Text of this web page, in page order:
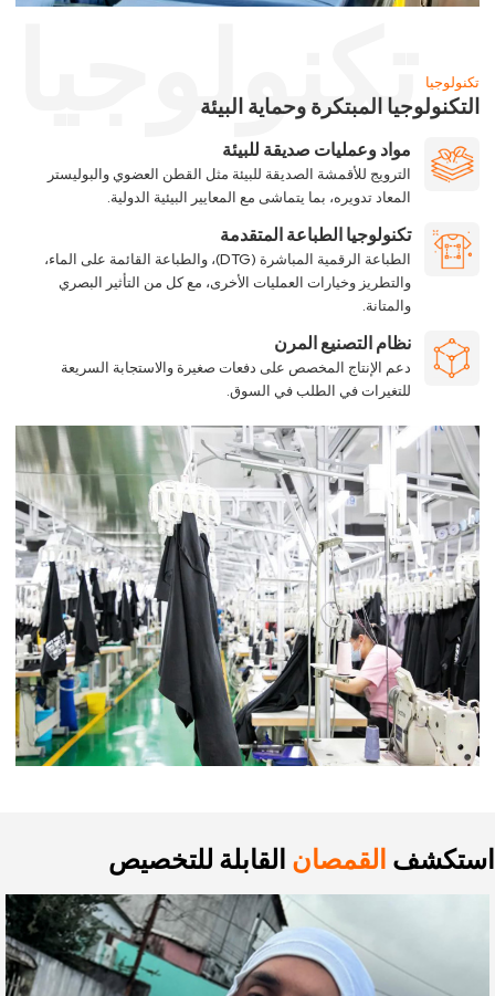
تكنولوجيا تكنولوجيا
التكنولوجيا المبتكرة وحماية البيئة
مواد وعمليات صديقة للبيئة
الترويج للأقمشة الصديقة للبيئة مثل القطن العضوي والبوليستر
المعاد تدويره، بما يتماشى مع المعايير البيئية الدولية.
تكنولوجيا الطباعة المتقدمة
الطباعة الرقمية المباشرة (DTG)، والطباعة القائمة على الماء،
والتطريز وخيارات العمليات الأخرى، مع كل من التأثير البصري
والمتانة.
نظام التصنيع المرن
دعم الإنتاج المخصص على دفعات صغيرة والاستجابة السريعة
للتغيرات في الطلب في السوق.
استكشف القمصان القابلة للتخصيص